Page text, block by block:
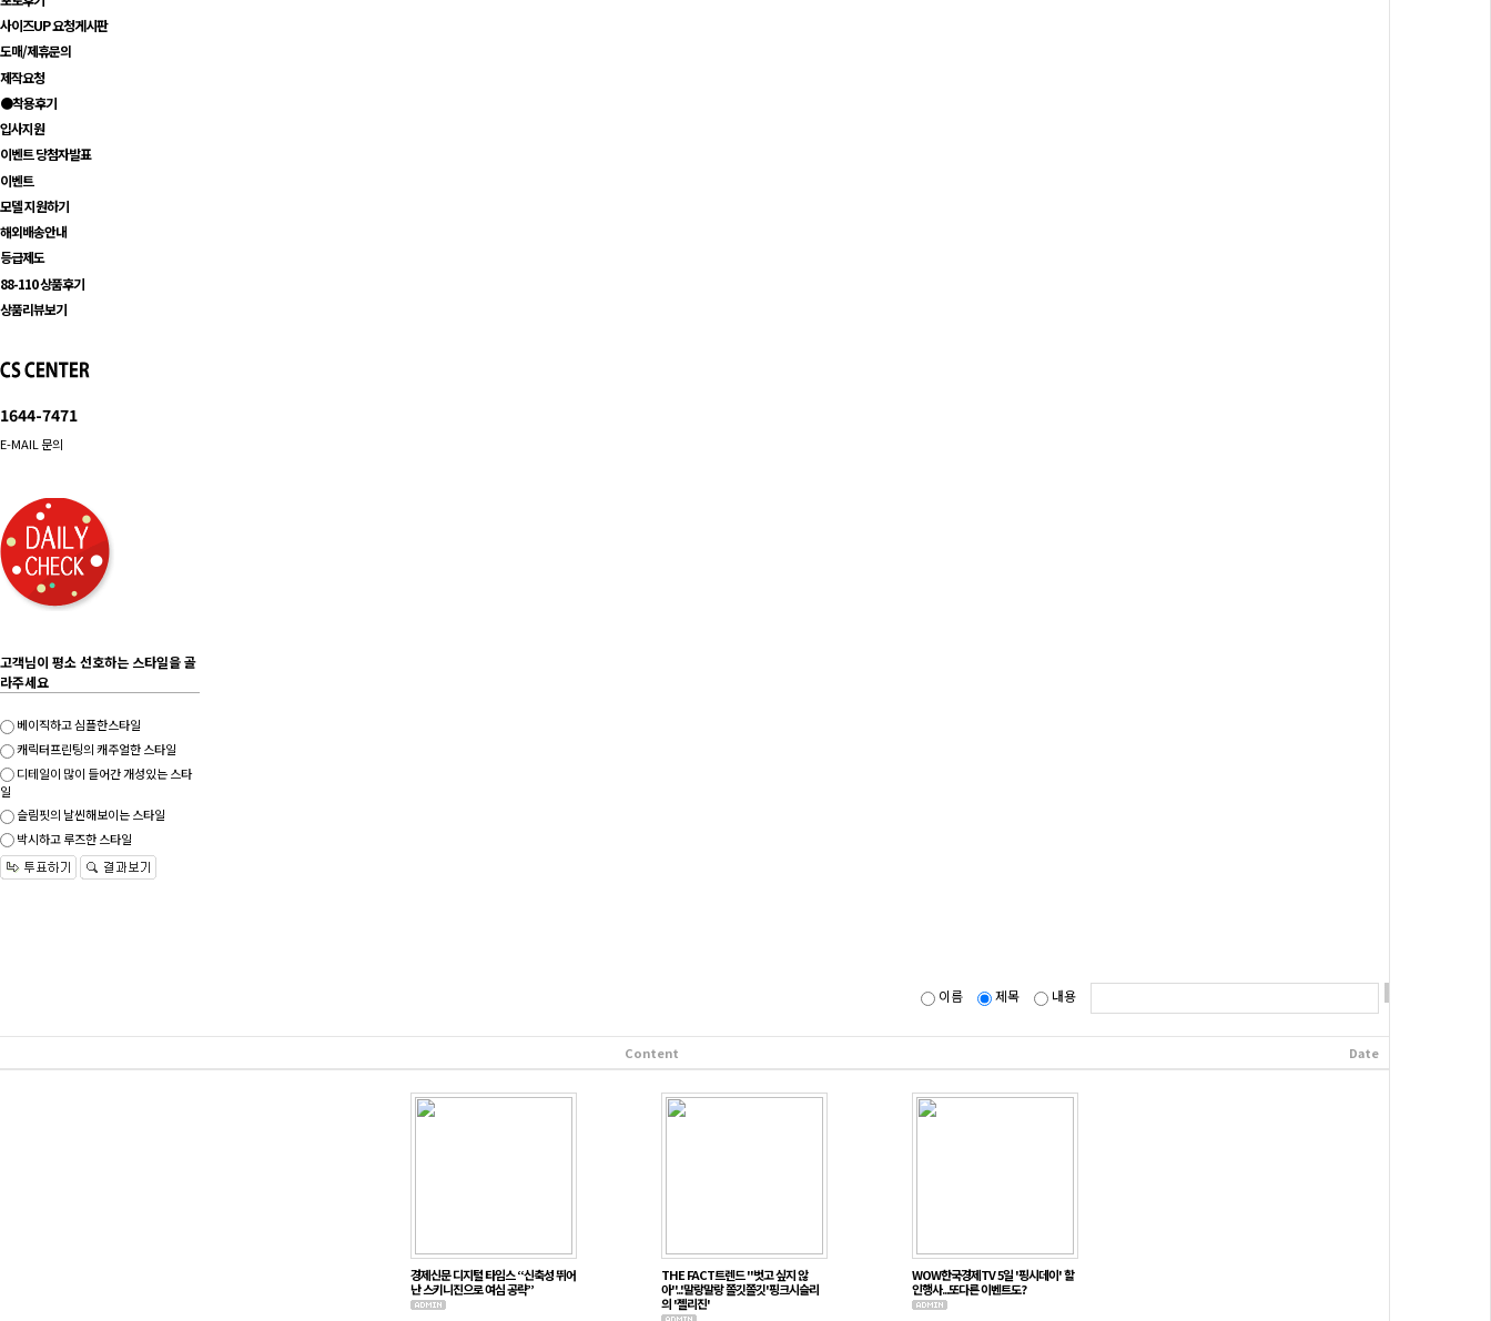
사이즈UP 요청게시판
도매/제휴문의
제작요청
●착용후기
입사지원
이벤트 당첨자발표
이벤트
모델 지원하기
해외배송안내
등급제도
88-110 상품후기
상품리뷰보기
1644-7471
E-MAIL 문의
고객님이 평소 선호하는 스타일을 골
라주세요
베이직하고 심플한스타일
캐릭터프린팅의 캐주얼한 스타일
디테일이 많이 들어간 개성있는 스타
일
슬림핏의 날씬해보이는 스타일
박시하고 루즈한 스타일
이름 제목 내용
Content Date
경제신문 디지털 타임스 “신축성 뛰어
난 스키니진으로 여심 공략”
THE FACT트렌드 "벗고 싶지 않
아"...'말랑말랑 쫄깃쫄깃'핑크시슬리
의 '젤리진'
WOW한국경제TV 5일 '핑시데이' 할
인행사...또다른 이벤트도?